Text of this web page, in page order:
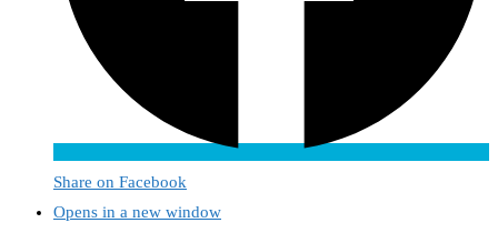
Share on Facebook
Opens in a new window